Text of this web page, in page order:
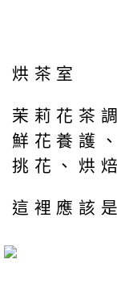
烘茶室
茉莉花茶
鮮花養護
挑花、烘
這裡應該